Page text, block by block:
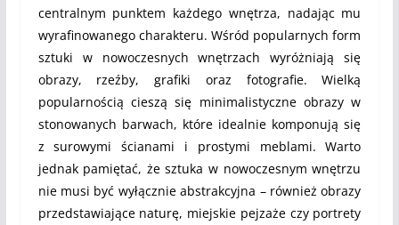
centralnym punktem każdego wnętrza, nadając mu
wyrafinowanego charakteru. Wśród popularnych form
sztuki w nowoczesnych wnętrzach wyróżniają się
obrazy, rzeźby, grafiki oraz fotografie. Wielką
popularnością cieszą się minimalistyczne obrazy w
stonowanych barwach, które idealnie komponują się
z surowymi ścianami i prostymi meblami. Warto
jednak pamiętać, że sztuka w nowoczesnym wnętrzu
nie musi być wyłącznie abstrakcyjna – również obrazy
przedstawiające naturę, miejskie pejzaże czy portrety